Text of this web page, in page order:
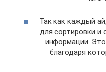
Так как каждый
для сортировки и
информации.
благодаря